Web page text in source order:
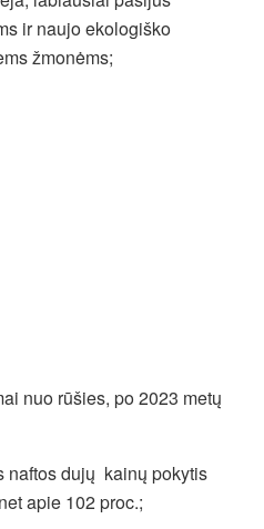
ir naujo ekologiško
žmonėms;
nuo rūšies, po 2023 metų
naftos dujų kainų pokytis
apie 102 proc.;